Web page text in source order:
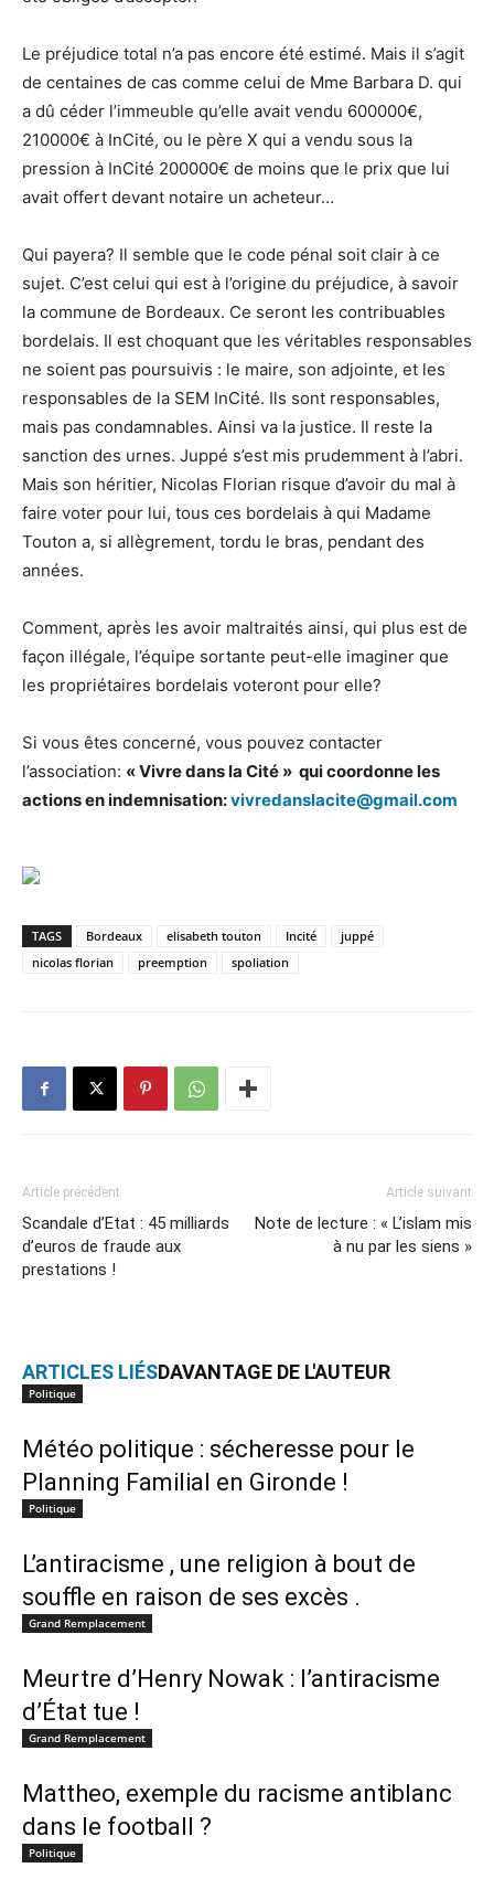
Le préjudice total n’a pas encore été estimé. Mais il s’agit
de centaines de cas comme celui de Mme Barbara D. qui
a dû céder l’immeuble qu’elle avait vendu 600000€,
210000€ à InCité, ou le père X qui a vendu sous la
pression à InCité 200000€ de moins que le prix que lui
avait offert devant notaire un acheteur…
Qui payera? Il semble que le code pénal soit clair à ce
sujet. C’est celui qui est à l’origine du préjudice, à savoir
la commune de Bordeaux. Ce seront les contribuables
bordelais. Il est choquant que les véritables responsables
ne soient pas poursuivis : le maire, son adjointe, et les
responsables de la SEM InCité. Ils sont responsables,
mais pas condamnables. Ainsi va la justice. Il reste la
sanction des urnes. Juppé s’est mis prudemment à l’abri.
Mais son héritier, Nicolas Florian risque d’avoir du mal à
faire voter pour lui, tous ces bordelais à qui Madame
Touton a, si allègrement, tordu le bras, pendant des
années.
Comment, après les avoir maltraités ainsi, qui plus est de
façon illégale, l’équipe sortante peut-elle imaginer que
les propriétaires bordelais voteront pour elle?
Si vous êtes concerné, vous pouvez contacter
l’association: « Vivre dans la Cité » qui coordonne les
actions en indemnisation:vivredanslacite@gmail.com
TAGS Bordeaux elisabeth touton Incité
juppé
nicolas florian
preemption spoliation
Article précédent
Scandale d’Etat : 45 milliards
d’euros de fraude aux
prestations !
Article suivant
Note de lecture : « L’islam mis
à nu par les siens »
ARTICLES LIÉSDAVANTAGE DE L'AUTEUR
Politique
Météo politique : sécheresse pour le
Planning Familial en Gironde !
Politique
L’antiracisme , une religion à bout de
souffle en raison de ses excès .
Grand Remplacement
Meurtre d’Henry Nowak : l’antiracisme
d’État tue !
Grand Remplacement
Mattheo, exemple du racisme antiblanc
dans le football ?
Politique